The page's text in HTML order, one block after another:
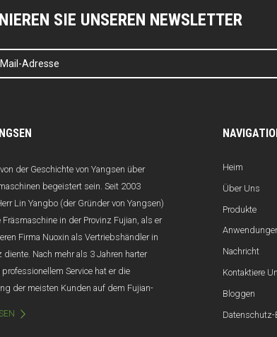
SIE UNSEREN NEWSLETTER
der Geschichte von Yangsen über
begeistert sein. Seit 2003
Lin Yangbo (der Gründer von Yangsen)
Fräsmaschine in der Provinz Fujian, als er
Firma Nuoxin als Vertriebshändler in
diente. Nach mehr als 3 Jahren harter
Service hat er die
der meisten Kunden auf dem Fujian-
Yuan. Leider wurde Nuoxin aufgrund
Heim
Über Uns
Produkte
Nachricht
Kontaktiere
Bloggen